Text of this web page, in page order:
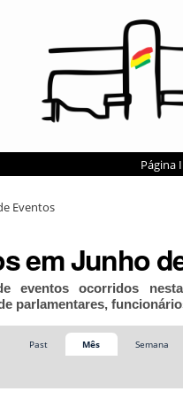
Página
Eventos
em Junho
eventos ocorridos
parlamentares,
Past Mês Semana